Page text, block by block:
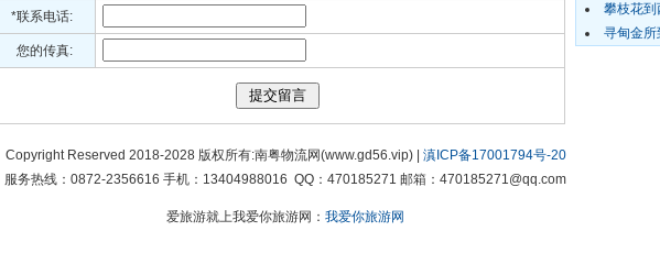
*联系电话:
您的传真:
攀枝花到
寻甸金所
Copyright Reserved 2018-2028 版权所有:南粤物流网(www.gd56.vip) | 滇ICP备17001794号-20
服务热线：0872-2356616 手机：13404988016 QQ：470185271 邮箱：470185271@qq.com
爱旅游就上我爱你旅游网： 我爱你旅游网